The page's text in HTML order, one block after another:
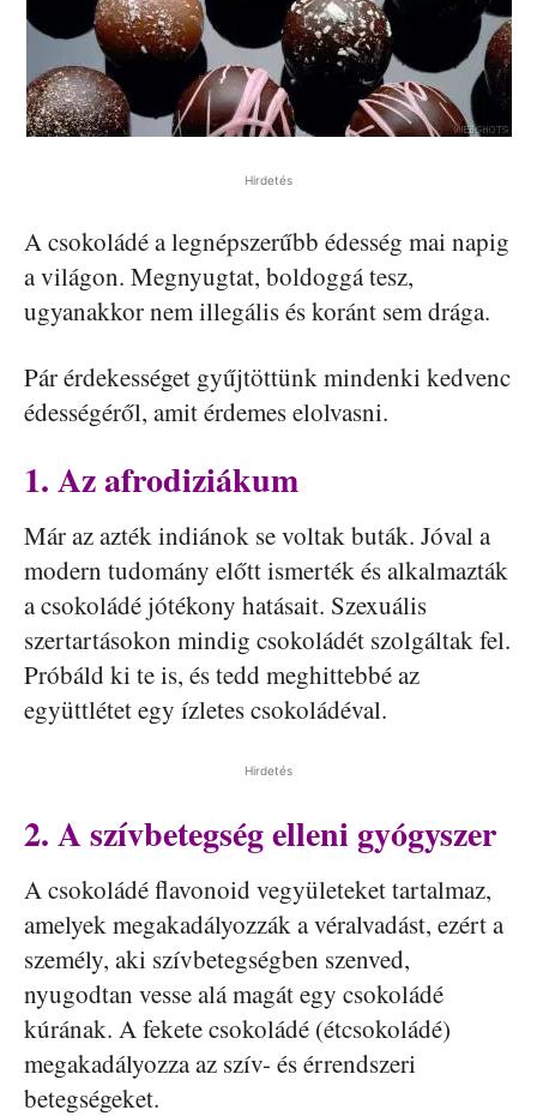
Hirdetés
A csokoládé a legnépszerűbb édesség mai napig
a világon. Megnyugtat, boldoggá tesz,
ugyanakkor nem illegális és koránt sem drága.
Pár érdekességet gyűjtöttünk mindenki kedvenc
édességéről, amit érdemes elolvasni.
1. Az afrodiziákum
Már az azték indiánok se voltak buták. Jóval a
modern tudomány előtt ismerték és alkalmazták
a csokoládé jótékony hatásait. Szexuális
szertartásokon mindig csokoládét szolgáltak fel.
Próbáld ki te is, és tedd meghittebbé az
együttlétet egy ízletes csokoládéval.
Hirdetés
2. A szívbetegség elleni gyógyszer
A csokoládé flavonoid vegyületeket tartalmaz,
amelyek megakadályozzák a véralvadást, ezért a
személy, aki szívbetegségben szenved,
nyugodtan vesse alá magát egy csokoládé
kúrának. A fekete csokoládé (étcsokoládé)
megakadályozza az szív- és érrendszeri
betegségeket.